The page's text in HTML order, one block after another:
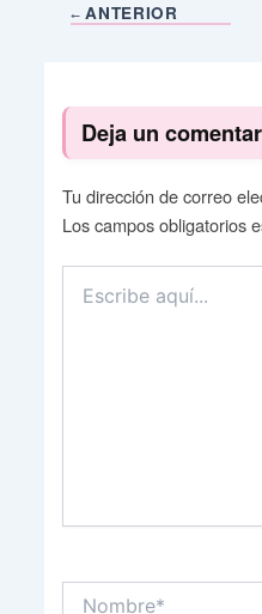
ANTERIOR
Deja un
Tu dirección de correo
Los campos obligatorios
aquí...
Nombre*